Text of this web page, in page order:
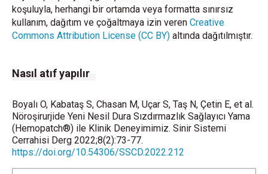
koşuluyla, herhangi bir ortamda veya formatta sınırsız
kullanım, dağıtım ve çoğaltmaya izin veren Creative
Commons Attribution License (CC BY) altında dağıtılmıştır.
Nasıl atıf yapılır
Boyalı O, Kabataş S, Chasan M, Uçar S, Taş N, Çetin E, et al.
Nöroşirurjide Yeni Nesil Dura Sızdırmazlık Sağlayıcı Yama
(Hemopatch®) ile Klinik Deneyimimiz. Sinir Sistemi
Cerrahisi Derg 2022;8(2):73-77.
https://doi.org/10.54306/SSCD.2022.212